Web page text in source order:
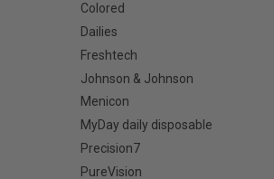
Colored
Dailies
Freshtech
Johnson & Johnson
Menicon
MyDay daily disposable
Precision7
PureVision